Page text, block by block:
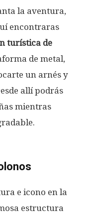
la aventura,
encontraras
turística de
de metal,
un arnés y
allí podrás
mientras
e icono en la
estructura